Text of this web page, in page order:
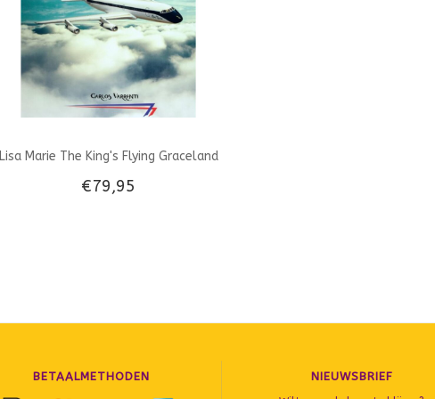
Lisa Marie The King's Flying Graceland
€79,95
BETAALMETHODEN NIEUWSBRIEF